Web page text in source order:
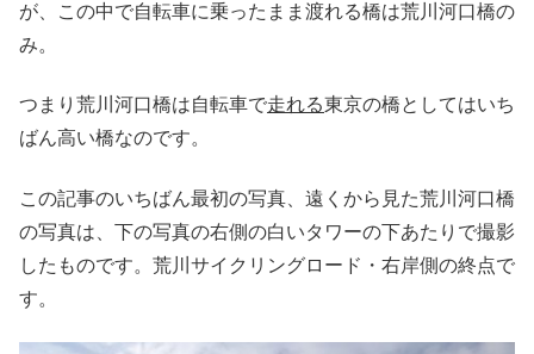
が、この中で自転車に乗ったまま渡れる橋は荒川河口橋の
み。
つまり荒川河口橋は自転車で走れる東京の橋としてはいち
ばん高い橋なのです。
この記事のいちばん最初の写真、遠くから見た荒川河口橋
の写真は、下の写真の右側の白いタワーの下あたりで撮影
したものです。荒川サイクリングロード・右岸側の終点で
す。